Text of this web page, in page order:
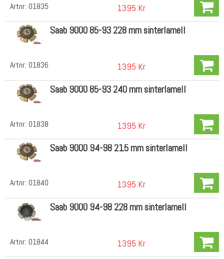
Artnr: 01835 1395 Kr
Artnr: 01836
Saab 9000 85-93 228 mm sinterlamell
1395 Kr
Artnr: 01838
Saab 9000 85-93 240 mm sinterlamell
1395 Kr
Artnr: 01840
Saab 9000 94-98 215 mm sinterlamell
1395 Kr
Artnr: 01844
Saab 9000 94-98 228 mm sinterlamell
1395 Kr